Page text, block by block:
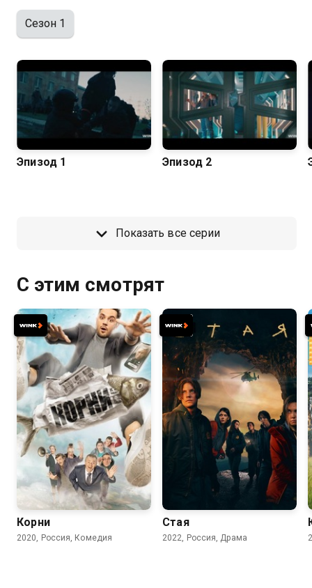
Сезон 1
Эпизод 1 Эпизод 2
Показать все серии
С этим смотрят
7.7
Корни
2020, Россия, Комедия
Стая
2022, Россия, Драма